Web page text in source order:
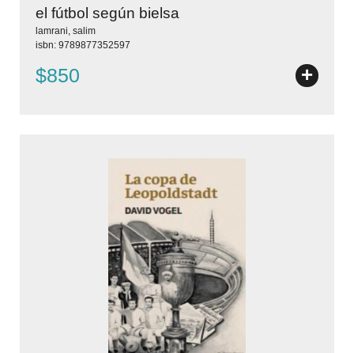
el fútbol según bielsa
lamrani, salim
isbn: 9789877352597
$850 +